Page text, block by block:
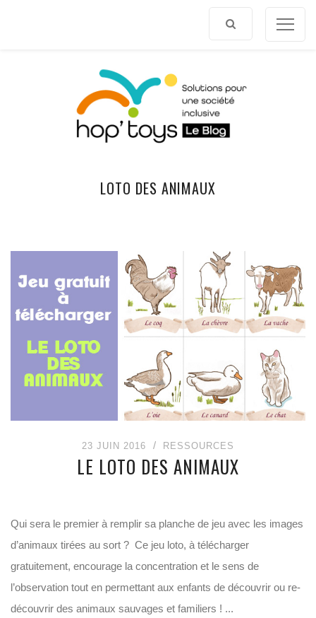
LOTO DES ANIMAUX
23 JUIN 2016 RESSOURCES
LE LOTO DES ANIMAUX
Qui sera le premier à remplir sa planche de jeu avec les images
d’animaux tirées au sort ? Ce jeu loto, à télécharger
gratuitement, encourage la concentration et le sens de
l’observation tout en permettant aux enfants de découvrir ou re-
découvrir des animaux sauvages et familiers ! ...